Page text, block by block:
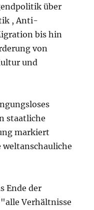
über
, Anti-
bis hin
von
und
staatliche
markiert
Ende der
Verhältnisse